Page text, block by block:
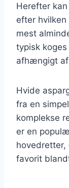
Herefter
efter hvilken
mest
typisk
afhængigt
Hvide
fra en
komplekse
er en
hovedretter,
favorit